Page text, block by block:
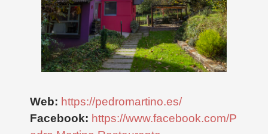
Web: https://pedromartino.es/
Facebook: https://www.facebook.com/P